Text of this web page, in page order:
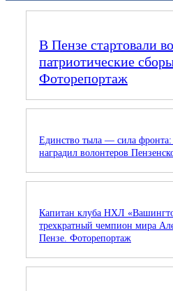
В Пензе стартовали
патриотические
Фоторепортаж
Единство тыла — сила
наградил волонтеров
Капитан клуба НХЛ
трехкратный чемпион мира
Пензе. Фоторепортаж